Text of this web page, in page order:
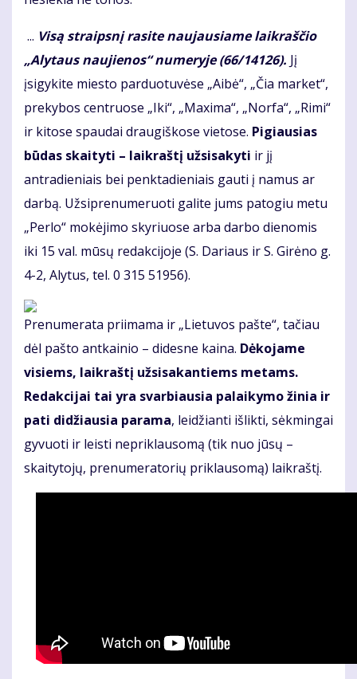
... Visą straipsnį rasite naujausiame laikraščio
„Alytaus naujienos“ numeryje (66/14126). Jį
įsigykite miesto parduotuvėse „Aibė“, „Čia market“,
prekybos centruose „Iki“, „Maxima“, „Norfa“, „Rimi“
ir kitose spaudai draugiškose vietose. Pigiausias
būdas skaityti – laikraštį užsisakyti ir jį
antradieniais bei penktadieniais gauti į namus ar
darbą. Užsiprenumeruoti galite jums patogiu metu
„Perlo“ mokėjimo skyriuose arba darbo dienomis
iki 15 val. mūsų redakcijoje (S. Dariaus ir S. Girėno g.
4-2, Alytus, tel. 0 315 51956).
Prenumerata priimama ir „Lietuvos pašte“, tačiau
dėl pašto antkainio – didesne kaina. Dėkojame
visiems, laikraštį užsisakantiems metams.
Redakcijai tai yra svarbiausia palaikymo žinia ir
pati didžiausia parama, leidžianti išlikti, sėkmingai
gyvuoti ir leisti nepriklausomą (tik nuo jūsų –
skaitytojų, prenumeratorių priklausomą) laikraštį.